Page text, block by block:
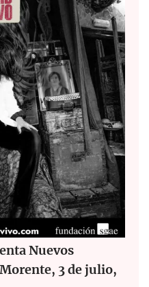
Nuevos
3 de julio,